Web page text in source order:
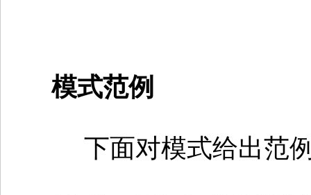
模式范例
下面对模式给出范